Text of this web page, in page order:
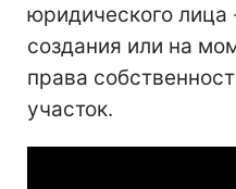
юридического лица
создания или на
права
участок.